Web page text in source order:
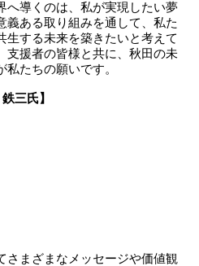
へ導くのは、私が実現したい夢
義ある取り組みを通して、私た
生する未来を築きたいと考えて
支援者の皆様と共に、秋田の未
たちの願いです。
三氏】
さまざまなメッセージや価値観